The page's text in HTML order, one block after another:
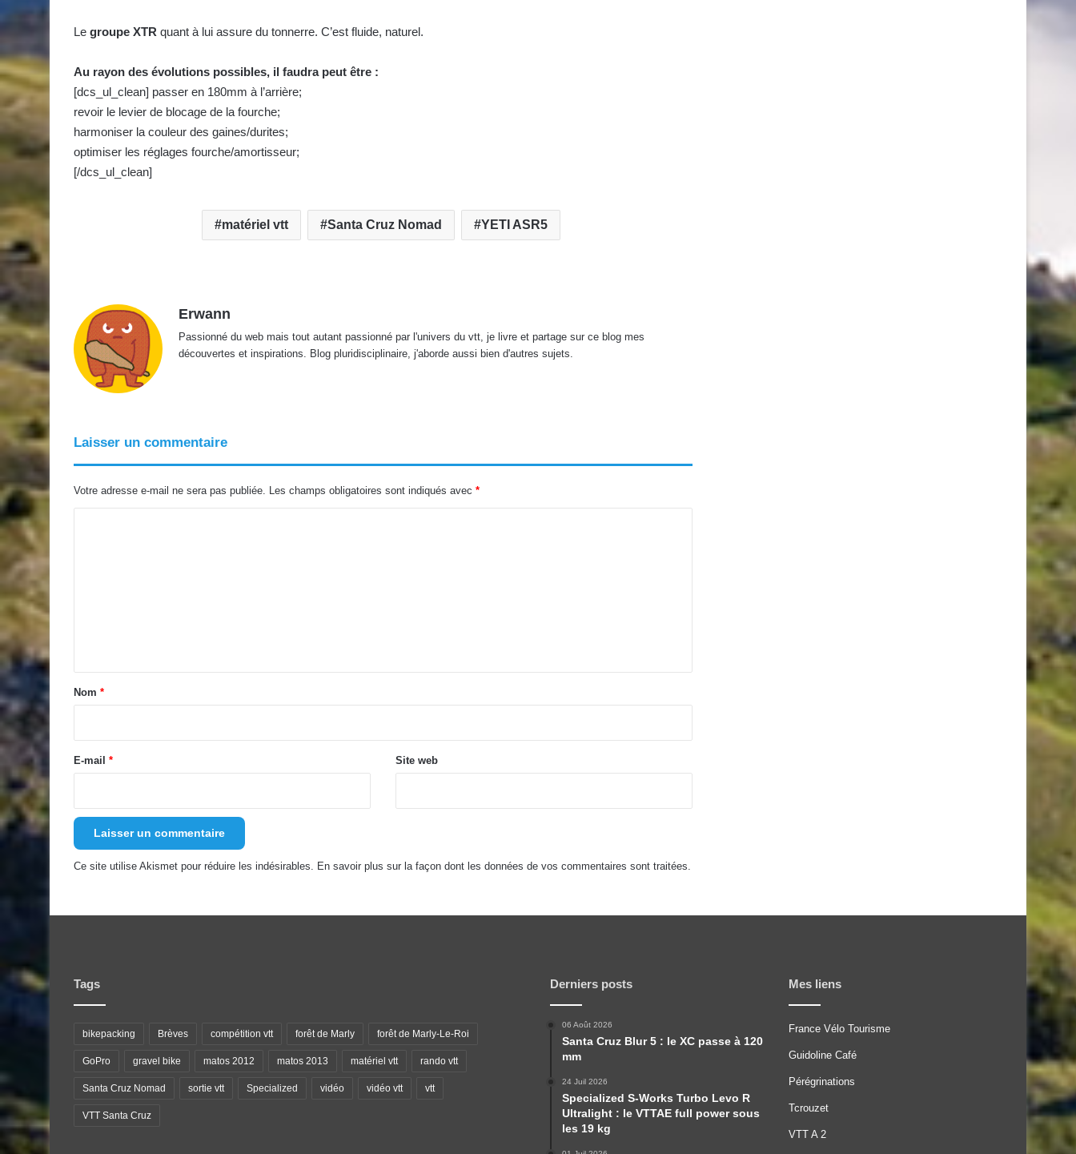
Le groupe XTR quant à lui assure du tonnerre. C’est fluide, naturel.
Au rayon des évolutions possibles, il faudra peut être :
[dcs_ul_clean] passer en 180mm à l’arrière;
revoir le levier de blocage de la fourche;
harmoniser la couleur des gaines/durites;
optimiser les réglages fourche/amortisseur;
[/dcs_ul_clean]
matériel vtt Santa Cruz Nomad YETI ASR5
Erwann
Passionné du web mais tout autant passionné par l'univers du vtt, je livre et partage sur ce blog mes
découvertes et inspirations. Blog pluridisciplinaire, j'aborde aussi bien d'autres sujets.
Laisser un commentaire
Votre adresse e-mail ne sera pas publiée. Les champs obligatoires sont indiqués avec *
a
e
Nom *
E-mail * Site web
Ce site utilise Akismet pour réduire les indésirables. En savoir plus sur la façon dont les données de vos commentaires sont traitées.
Tags
bikepacking Brèves compétition vtt forêt de Marly forêt de Marly-Le-Roi
GoPro gravel bike matos 2012 matos 2013 matériel vtt rando vtt
Santa Cruz Nomad sortie vtt Specialized vidéo vidéo vtt vtt
VTT Santa Cruz
Derniers posts
06 Août 2026
Santa Cruz Blur 5 : le XC passe à 120
mm
24 Juil 2026
Specialized S-Works Turbo Levo R
Ultralight : le VTTAE full power sous
les 19 kg
Mes liens
France Vélo Tourisme
Guidoline Café
Pérégrinations
Tcrouzet
VTT A 2